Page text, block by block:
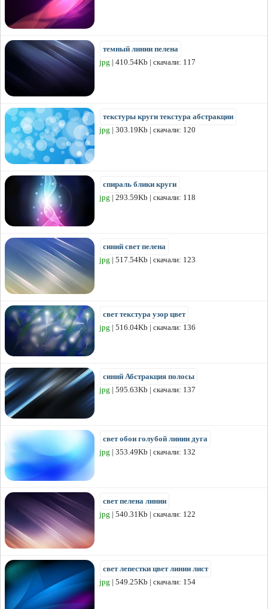
темный линии пелена
jpg | 410.54Kb | скачали: 117
текстуры круги текстура абстракции
jpg | 303.19Kb | скачали: 120
спираль блики круги
jpg | 293.59Kb | скачали: 118
синий свет пелена
jpg | 517.54Kb | скачали: 123
свет текстура узор цвет
jpg | 516.04Kb | скачали: 136
синий Абстракция полосы
jpg | 595.63Kb | скачали: 137
свет обои голубой линии дуга
jpg | 353.49Kb | скачали: 132
свет пелена линии
jpg | 540.31Kb | скачали: 122
свет лепестки цвет линии лист
jpg | 549.25Kb | скачали: 154